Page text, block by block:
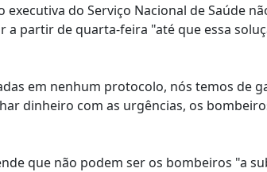
do Serviço Nacional de Saúde
partir de quarta-feira "até que essa
em nenhum protocolo, nós temos de
dinheiro com as urgências, os
que não podem ser os bombeiros "a